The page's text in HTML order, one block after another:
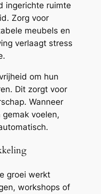
ingerichte ruimte
Zorg voor
meubels en
verlaagt stress
om hun
Dit zorgt voor
Wanneer
voelen,
groei werkt
workshops of